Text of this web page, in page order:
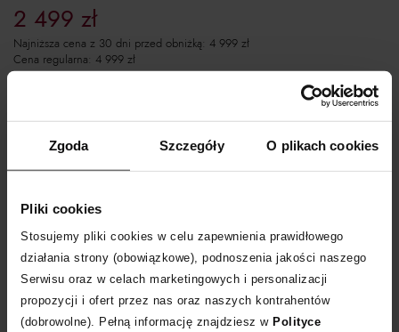
Zgoda Szczegóły O plikach cookies
Pliki cookies
Stosujemy pliki cookies w celu zapewnienia prawidłowego
działania strony (obowiązkowe), podnoszenia jakości naszego
Serwisu oraz w celach marketingowych i personalizacji
propozycji i ofert przez nas oraz naszych kontrahentów
(dobrowolne). Pełną informację znajdziesz w Polityce
2 499 zł
Najniższa cena z 30 dni przed obniżką: 4 999 zł
Cena regularna: 4 999 zł
EXTRA10
WPISZ KODEXTRA10 A OTRZYMASZ DODATKOWE 10 %RABATU
Rozmiarówka standardowa.
Tabela rozmiarów
WYBIERZ ROZMIAR
DODAJ DO KOSZYKA